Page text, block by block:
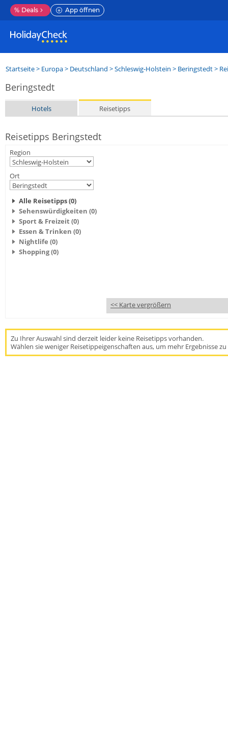
% Deals App öffnen
Startseite> Europa> Deutschland >Schleswig-Holstein > Beringstedt>
Beringstedt
Hotels Reisetipps
Reisetipps Beringstedt
Region
Ort
Alle Reisetipps (0)
Sehenswürdigkeiten (0)
Sport & Freizeit (0)
Essen & Trinken (0)
Nightlife (0)
Shopping (0)
<< Karte vergrößern
Zu Ihrer Auswahl sind derzeit leider keine Reisetipps vorhanden.
Wählen sie weniger Reisetippeigenschaften aus, um mehr Ergebnisse